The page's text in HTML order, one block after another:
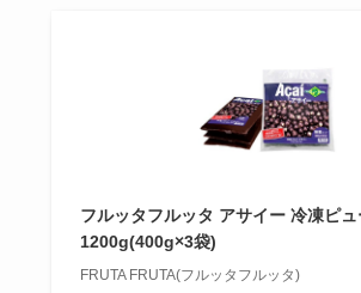
フルッタフルッタ アサイー 冷凍ピュ
1200g(400g×3袋)
FRUTA FRUTA(フルッタフルッタ)